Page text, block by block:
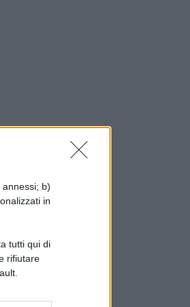
b)
in
tutti qui di
rifiutare